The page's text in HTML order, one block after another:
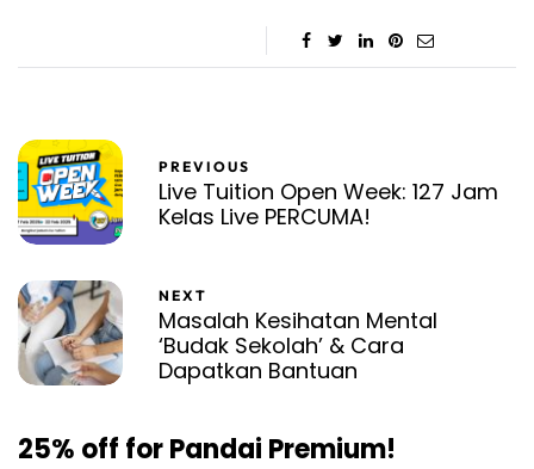
PREVIOUS
Live Tuition Open Week: 127 Jam
Kelas Live PERCUMA!
NEXT
Masalah Kesihatan Mental
‘Budak Sekolah’ & Cara
Dapatkan Bantuan
25% off for Pandai Premium!